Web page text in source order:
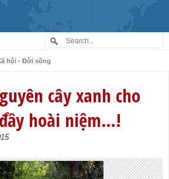
hội - Đời sống
cây xanh cho
hoài niệm…!